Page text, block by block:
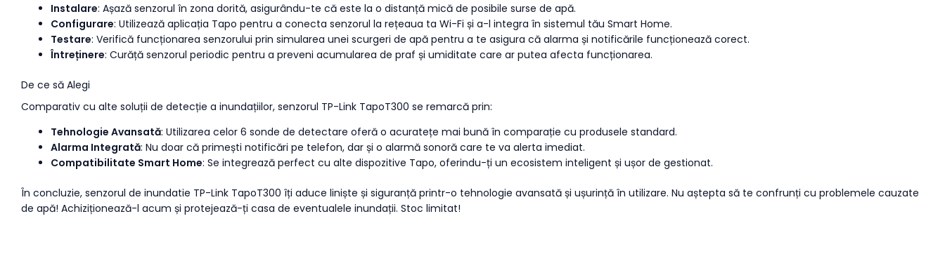
Instalare: Așază senzorul în zona dorită, asigurându-te că este la o distanță mică de posibile surse de apă.
Configurare: Utilizează aplicația Tapo pentru a conecta senzorul la rețeaua ta Wi-Fi și a-l integra în sistemul tău Smart Home.
Testare: Verifică funcționarea senzorului prin simularea unei scurgeri de apă pentru a te asigura că alarma și notificările funcționează corect.
Întreținere: Curăță senzorul periodic pentru a preveni acumularea de praf și umiditate care ar putea afecta funcționarea.
De ce să Alegi
Comparativ cu alte soluții de detecție a inundațiilor, senzorul TP-Link TapoT300 se remarcă prin:
Tehnologie Avansată: Utilizarea celor 6 sonde de detectare oferă o acuratețe mai bună în comparație cu produsele standard.
Alarma Integrată: Nu doar că primești notificări pe telefon, dar și o alarmă sonoră care te va alerta imediat.
Compatibilitate Smart Home: Se integrează perfect cu alte dispozitive Tapo, oferindu-ți un ecosistem inteligent și ușor de gestionat.
În concluzie, senzorul de inundatie TP-Link TapoT300 îți aduce liniște și siguranță printr-o tehnologie avansată și ușurință în utilizare. Nu aștepta să te confrunți cu problemele cauzate
de apă! Achiziționează-l acum și protejează-ți casa de eventualele inundații. Stoc limitat!